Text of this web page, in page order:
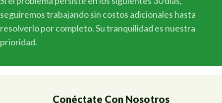
seguiremos trabajando sin costos adicionales hasta
resolverlo por completo. Su tranquilidad es nuestra
prioridad.
Conéctate Con Nosotros